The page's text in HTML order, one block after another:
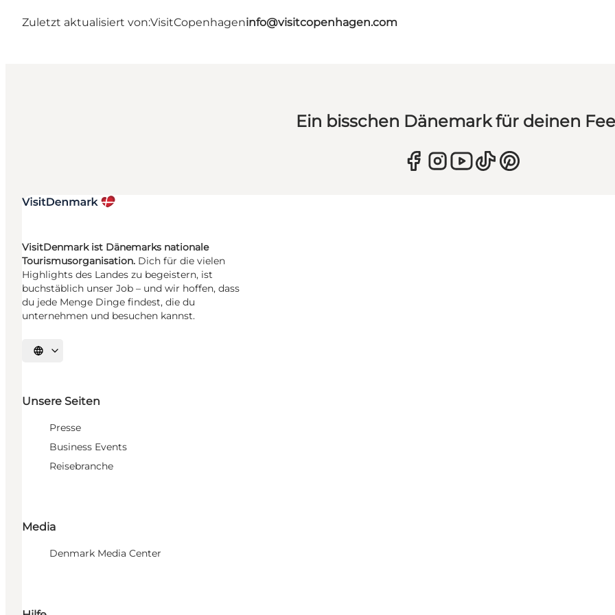
Zuletzt aktualisiert von:VisitCopenhageninfo@visitcopenhagen.com
Ein bisschen Dänemark für deinen
VisitDenmark ist Dänemarks nationale
Tourismusorganisation. Dich für die vielen
Highlights des Landes zu begeistern, ist
buchstäblich unser Job – und wir hoffen, dass
du jede Menge Dinge findest, die du
unternehmen und besuchen kannst.
Sprache auswählen
Unsere Seiten
Presse
Business Events
Reisebranche
Media
Denmark Media Center